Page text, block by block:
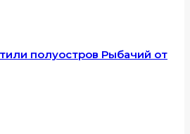
полуостров Рыбачий от